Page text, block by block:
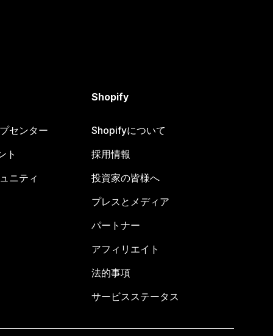
センター
ト
ニティ
Shopify
Shopifyについて
採用情報
投資家の皆様へ
プレスとメディア
パートナー
アフィリエイト
法的事項
サービスステータス